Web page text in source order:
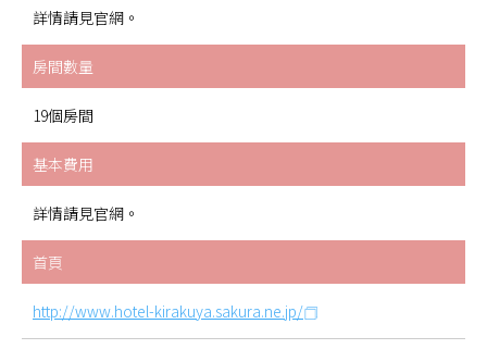
詳情請見官網。
房間數量
19個房間
基本費用
詳情請見官網。
首頁
http://www.hotel-kirakuya.sakura.ne.jp/